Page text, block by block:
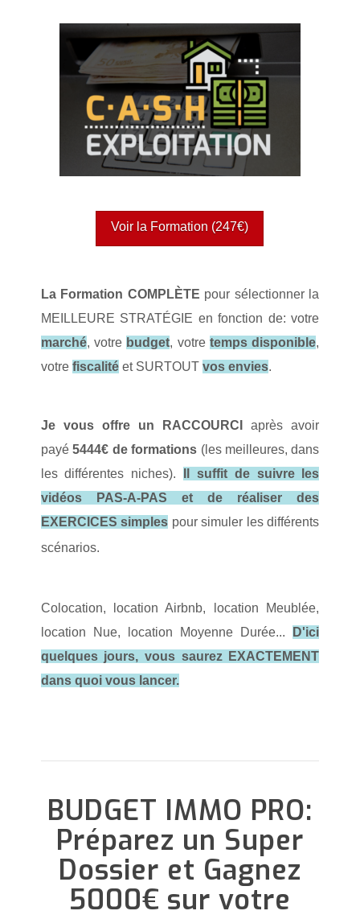
Voir la Formation (247€)
La Formation COMPLÈTE pour sélectionner la
MEILLEURE STRATÉGIE en fonction de: votre
marché, votre budget, votretemps disponible,
votre fiscalitéet SURTOUT vos envies.
Je vous offre un RACCOURCI
après avoir
payé5444€ de formations (les meilleures, dans
les différentes niches).
Il suffit de suivre les
vidéos PAS-A-PAS et de réaliser des
EXERCICES simples pour simuler les différents
scénarios.
Colocation, location Airbnb, location Meublée,
location Nue, location Moyenne Durée...
D'ici
quelques jours, vous saurez EXACTEMENT
dans quoi vous lancer.
BUDGET IMMO PRO:
Préparez un Super
Dossier et Gagnez
5000€ sur votre